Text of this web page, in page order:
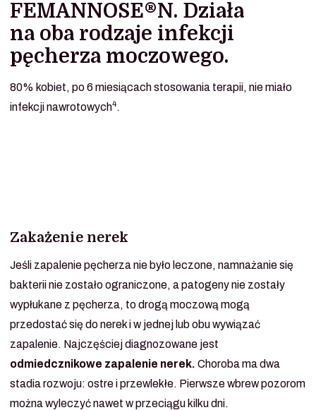
FEMANNOSE®N. Działa
na oba rodzaje infekcji
pęcherza moczowego.
80% kobiet, po 6 miesiącach stosowania terapii, nie miało
infekcji nawrotowych4.
Zakażenie nerek
Jeśli zapalenie pęcherza nie było leczone, namnażanie się
bakterii nie zostało ograniczone, a patogeny nie zostały
wypłukane z pęcherza, to drogą moczową mogą
przedostać się do nerek i w jednej lub obu wywiązać
zapalenie. Najczęściej diagnozowane jest
odmiedcznikowe zapalenie nerek. Choroba ma dwa
stadia rozwoju: ostre i przewlekłe. Pierwsze wbrew pozorom
można wyleczyć nawet w przeciągu kilku dni.